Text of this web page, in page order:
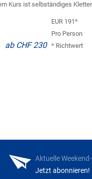
Kurs ist selbständiges
ab CHF 230
EUR 191*
Pro Person
* Richtwert
Aktuelle
Jetzt abonnieren!